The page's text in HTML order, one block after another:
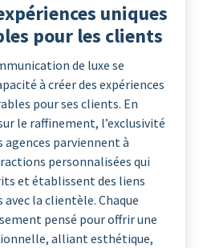
uniques
pour les clients
de luxe se
à créer des expériences
pour ses clients. En
le raffinement, l’exclusivité
agences parviennent à
personnalisées qui
et établissent des liens
la clientèle. Chaque
pensé pour offrir une
alliant esthétique,